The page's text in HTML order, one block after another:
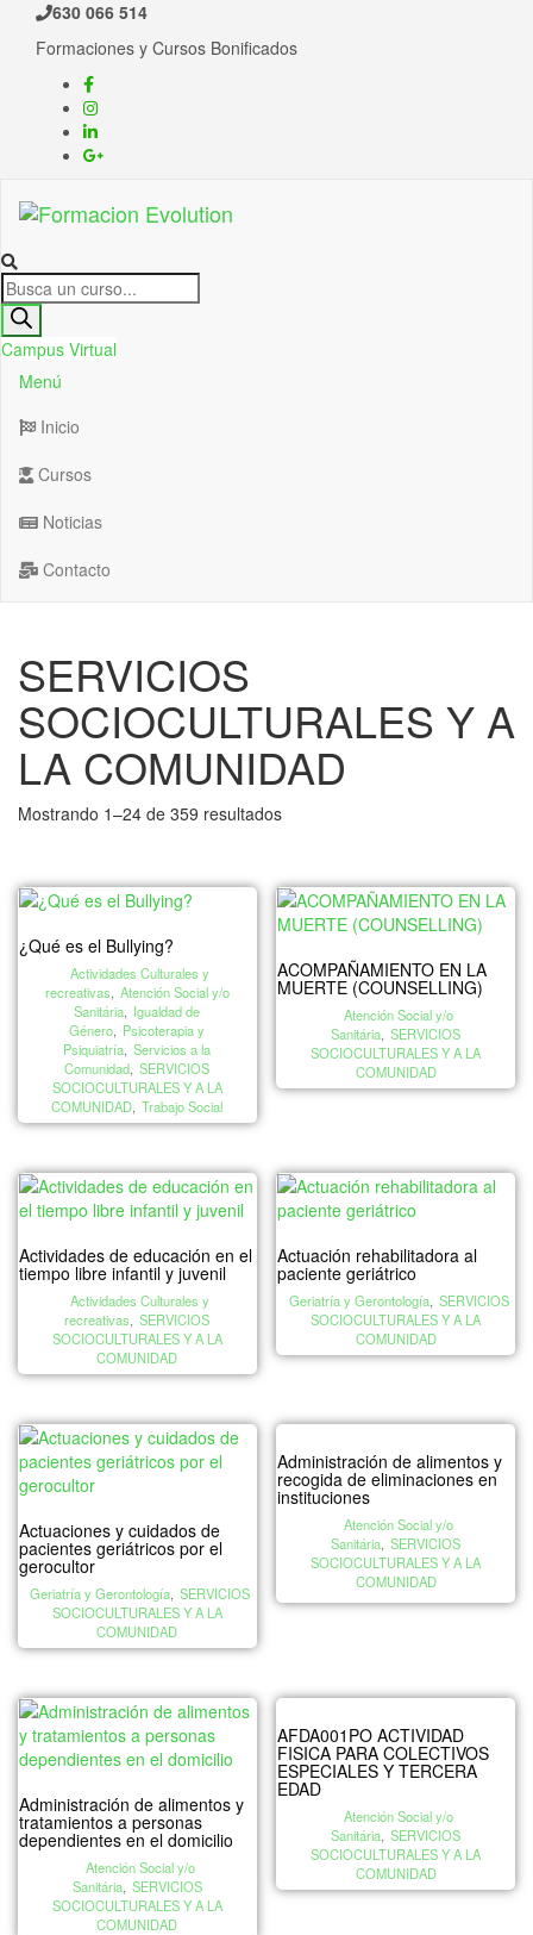
630 066 514
Formaciones y Cursos Bonificados
Campus Virtual
Menú
Inicio
Cursos
Noticias
Contacto
SERVICIOS
SOCIOCULTURALES Y A
LA COMUNIDAD
Mostrando 1–24 de 359 resultados
¿Qué es el Bullying?
Actividades Culturales y
recreativas Atención Social y/o
Sanitária Igualdad de
Género Psicoterapia y
Psiquiatría Servicios a la
Comunidad SERVICIOS
SOCIOCULTURALES Y A LA
COMUNIDAD Trabajo Social
ACOMPAÑAMIENTO EN LA
MUERTE (COUNSELLING)
Atención Social y/o
Sanitária SERVICIOS
SOCIOCULTURALES Y A LA
COMUNIDAD
Actividades de educación en el
tiempo libre infantil y juvenil
Actividades Culturales y
recreativas SERVICIOS
SOCIOCULTURALES Y A LA
COMUNIDAD
Actuación rehabilitadora al
paciente geriátrico
Geriatría y Gerontología, SERVICIOS
SOCIOCULTURALES Y A LA
COMUNIDAD
Actuaciones y cuidados de
pacientes geriátricos por el
gerocultor
Geriatría y Gerontología SERVICIOS
SOCIOCULTURALES Y A LA
COMUNIDAD
Administración de alimentos y
recogida de eliminaciones en
instituciones
Atención Social y/o
Sanitária SERVICIOS
SOCIOCULTURALES Y A LA
COMUNIDAD
Administración de alimentos y
tratamientos a personas
dependientes en el domicilio
Atención Social y/o
Sanitária, SERVICIOS
SOCIOCULTURALES Y A LA
COMUNIDAD
AFDA001PO ACTIVIDAD
FISICA PARA COLECTIVOS
ESPECIALES Y TERCERA
EDAD
Atención Social y/o
Sanitária SERVICIOS
SOCIOCULTURALES Y A LA
COMUNIDAD